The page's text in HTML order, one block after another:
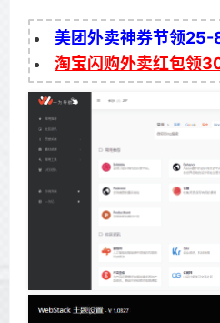
美团外卖神券节领25-
淘宝闪购外卖红包领